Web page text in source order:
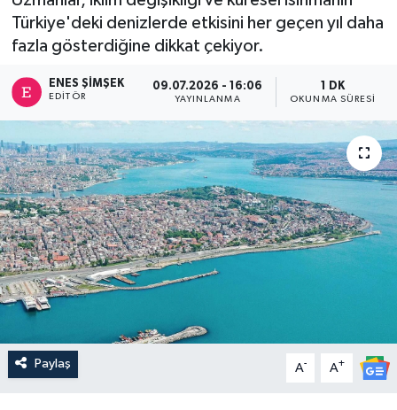
Türkiye'deki denizlerde etkisini her geçen yıl daha
fazla gösterdiğine dikkat çekiyor.
ENES ŞIMŞEK
EDITÖR
09.07.2026 - 16:06
YAYINLANMA
1 DK
OKUNMA SÜRESI
Paylaş A- A+